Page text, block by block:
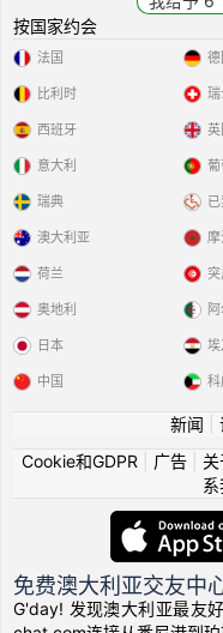
按国家约会
法国
比利时
西班牙
意大利
瑞典
德
瑞
英
葡
已
澳大利亚
荷兰
奥地利
日本
中国
摩
突
埃
科
新闻
Cookie和GDPR
广告|
免费澳大利亚交友中
G'day! 发现澳大利亚最友